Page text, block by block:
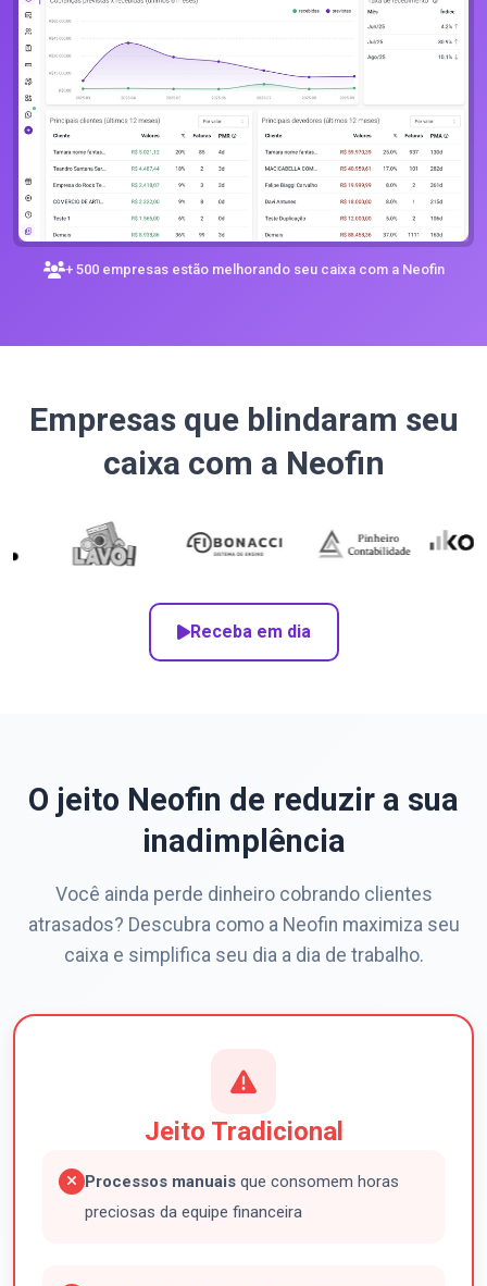
+ 500 empresas estão melhorando seu caixa com a Neofin
Empresas que blindaram seu
caixa com a Neofin
Receba em dia
O jeito Neofin de reduzir a sua
inadimplência
Você ainda perde dinheiro cobrando clientes
atrasados? Descubra como a Neofin maximiza seu
caixa e simplifica seu dia a dia de trabalho.
Jeito Tradicional
Processos manuais que consomem horas
preciosas da equipe financeira